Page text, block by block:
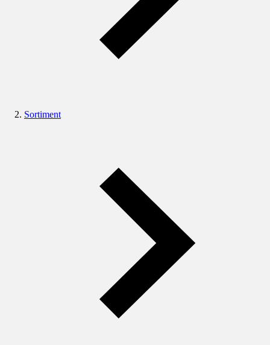
Sortiment